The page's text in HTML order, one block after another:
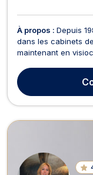
À propos : Depuis
dans les cabinets
maintenant en
exigences de
Nous vous